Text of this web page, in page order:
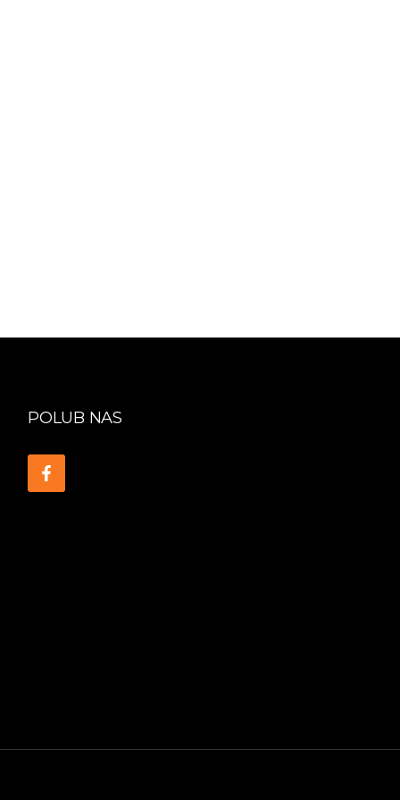
POLUB NAS